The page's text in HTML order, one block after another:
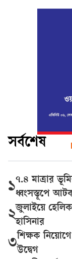
সর্বশেষ
১৭.৪ মাত্রার
ধ্বংসস্তূপে
২জুলাইয়ে
হাসিনার
৩শিক্ষক
উদ্বেগ